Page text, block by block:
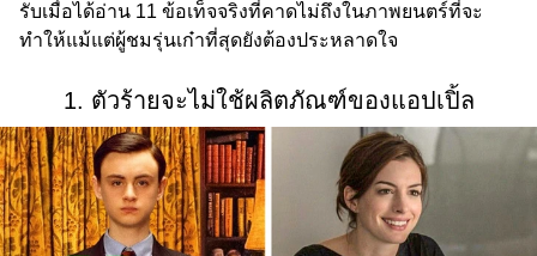
รับเมื่อได้อ่าน 11 ข้อเท็จจริงที่คาดไม่ถึงในภาพยนตร์ที่จะ
ทำให้แม้แต่ผู้ชมรุ่นเก๋าที่สุดยังต้องประหลาดใจ
1. ตัวร้ายจะไม่ใช้ผลิตภัณฑ์ของแอปเปิ้ล